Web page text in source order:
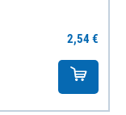
2,54 €